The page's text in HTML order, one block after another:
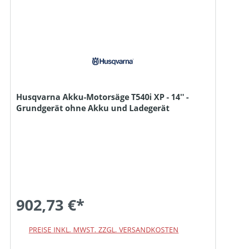
Husqvarna Akku-Motorsäge T540i XP - 14'' -
Grundgerät ohne Akku und Ladegerät
902,73 €*
PREISE INKL. MWST. ZZGL. VERSANDKOSTEN